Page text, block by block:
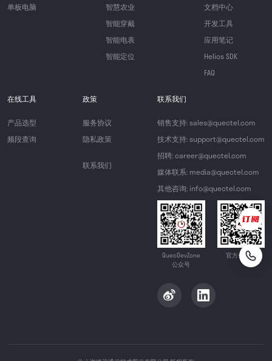
单板电脑
智慧农业
智能穿戴
智能电表
智能定位
文档中心
开发工具
应用笔记
Helios SDK
FAQ
在线工具
产品选型
频段查询
政策
服务协议
隐私政策
联系我们
联系我们
销售支持: sales@quectel.com
技术支持: support@quectel.com
招聘: career@quectel.com
媒体联系: media@quectel.com
其他咨询: info@quectel.com
QuecDevZone
公众号
官方公众号